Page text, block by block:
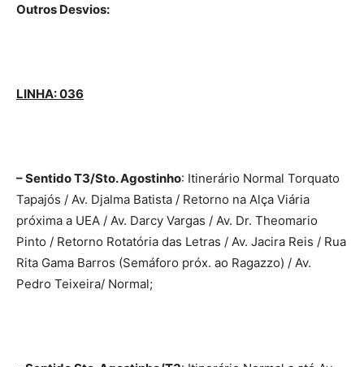
Outros Desvios:
LINHA: 036
– Sentido T3/Sto. Agostinho: Itinerário Normal Torquato
Tapajós / Av. Djalma Batista / Retorno na Alça Viária
próxima a UEA / Av. Darcy Vargas / Av. Dr. Theomario
Pinto / Retorno Rotatória das Letras / Av. Jacira Reis / Rua
Rita Gama Barros (Semáforo próx. ao Ragazzo) / Av.
Pedro Teixeira/ Normal;